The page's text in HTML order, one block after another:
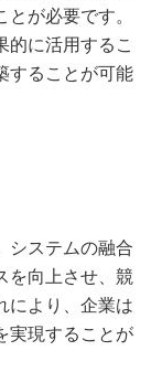
が必要です。
的に活用するこ
することが可能
システムの融合
を向上させ、競
により、企業は
実現することが